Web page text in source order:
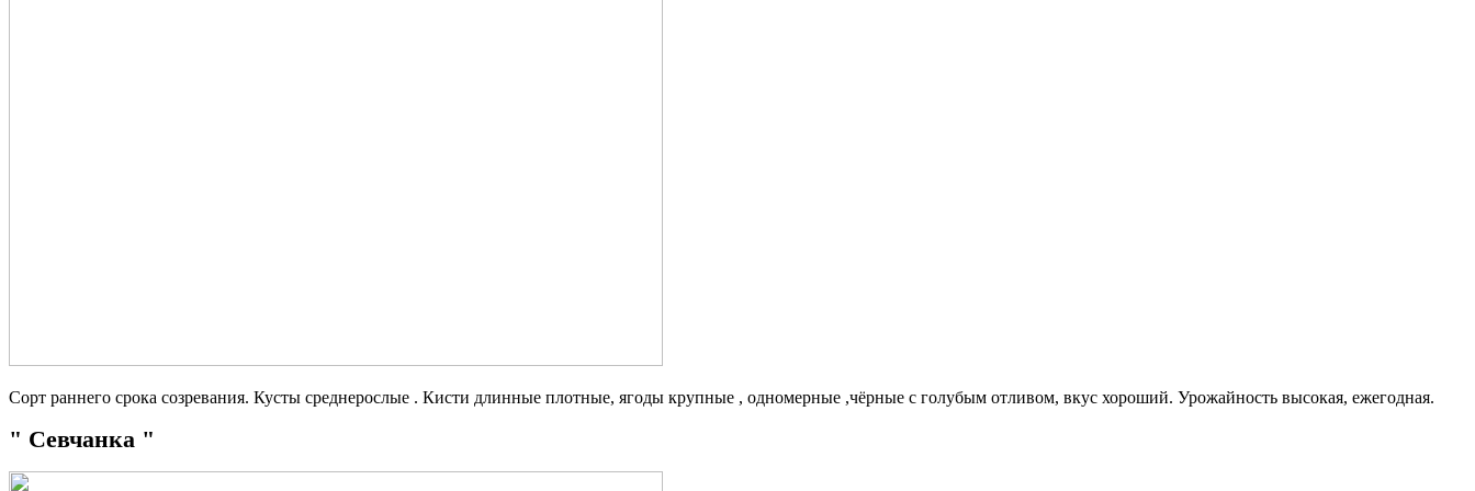
Сорт раннего срока созревания. Кусты среднерослые . Кисти длинные плотные, ягоды крупные , одномерные ,чёрные с голубым отливом, вкус хороший. Урожайность высокая, ежегодная.
" Севчанка "